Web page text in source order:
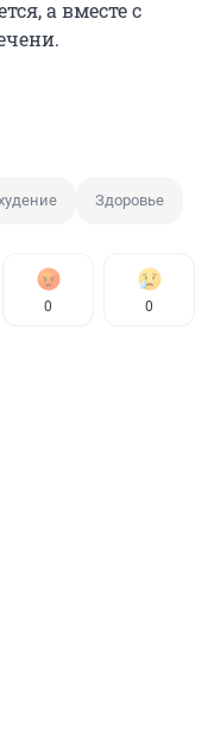
а вместе с
Здоровье
0 0